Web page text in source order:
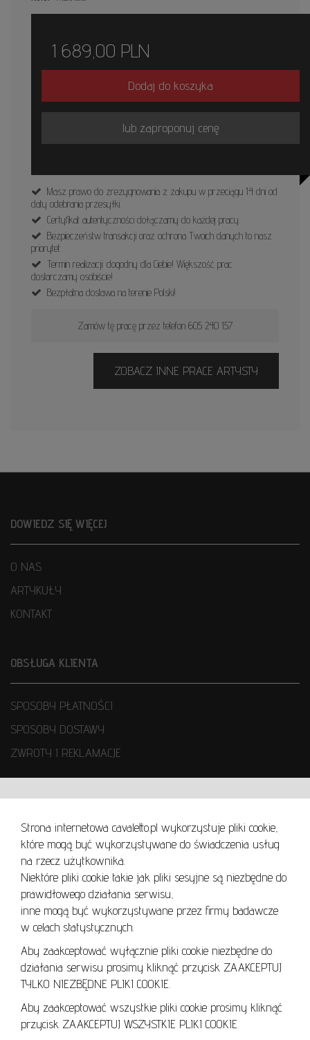
Strona internetowa cavaletto.pl wykorzystuje pliki cookie,
które mogą być wykorzystywane do świadczenia usług
na rzecz użytkownika.
Niektóre pliki cookie takie jak pliki sesyjne są niezbędne do
prawidłowego działania serwisu,
inne mogą być wykorzystywane przez firmy badawcze
w celach statystycznych.
Aby zaakceptować wyłącznie pliki cookie niezbędne do
działania serwisu prosimy kliknąć przycisk ZAAKCEPTUJ
TYLKO NIEZBĘDNE PLIKI COOKIE.
Aby zaakceptować wszystkie pliki cookie prosimy kliknąć
przycisk ZAAKCEPTUJ WSZYSTKIE PLIKI COOKIE.
1 689,00 PLN
Dodaj do koszyka
lub zaproponuj cenę
Masz prawo do zrezygnowania z zakupu w przeciągu 14 dni od
daty odebrania przesyłki.
Certyfikat autentyczności dołączamy do każdej pracy.
Bezpieczeństw transakcji oraz ochrona Twoich danych to nasz
priorytet.
Termin realizacji: dogodny dla Ciebie! Większość prac
dostarczamy osobiście!
Bezpłatna dostawa na terenie Polski!
Zamów tę pracę przez telefon 605 240 157
ZOBACZ INNE PRACE ARTYSTY
DOWIEDZ SIĘ WIĘCEJ
O NAS
ARTYKUŁY
KONTAKT
OBSŁUGA KLIENTA
SPOSOBY PŁATNOŚCI
SPOSOBY DOSTAWY
ZWROTY I REKLAMACJE
REGULAMIN
REGULAMIN AUKCJI
POLITYKA PRYWATNOŚCI
POLITYKA COOKIES